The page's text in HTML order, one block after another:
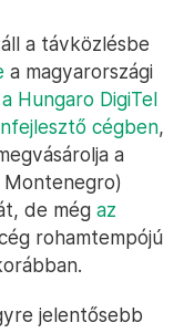
a távközlésbe
a magyarországi
a Hungaro DigiTel
cégben,
a
Montenegro)
de még az
rohamtempójú
jelentősebb